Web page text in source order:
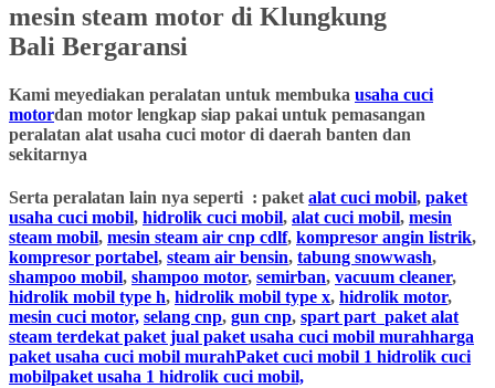
mesin steam motor di Klungkung
Bali Bergaransi
Kami meyediakan peralatan untuk membuka usaha cuci
motordan motor lengkap siap pakai untuk pemasangan
peralatan alat usaha cuci motor di daerah banten dan
sekitarnya
Serta peralatan lain nya seperti : paket alat cuci mobil, paket
usaha cuci mobil, hidrolik cuci mobil, alat cuci mobil, mesin
steam mobil, mesin steam air cnp cdlf, kompresor angin listrik,
kompresor portabel, steam air bensin, tabung snowwash,
shampoo mobil, shampoo motor, semirban, vacuum cleaner,
hidrolik mobil type h, hidrolik mobil type x, hidrolik motor,
mesin cuci motor, selang cnp, gun cnp, spart part paket alat
steam terdekat paket jual paket usaha cuci mobil murahharga
paket usaha cuci mobil murahPaket cuci mobil 1 hidrolik cuci
mobilpaket usaha 1 hidrolik cuci mobil,